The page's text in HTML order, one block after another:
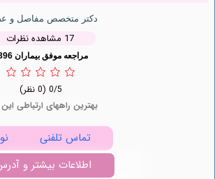
دکتر متخصص مفاصل و عضلات
مراجعه موفق بیماران 1396
بهترین راههای ارتباطی این دکتر
تماس تلفنی
نوبت دهی
اطلاعات بیشتر و آدرس